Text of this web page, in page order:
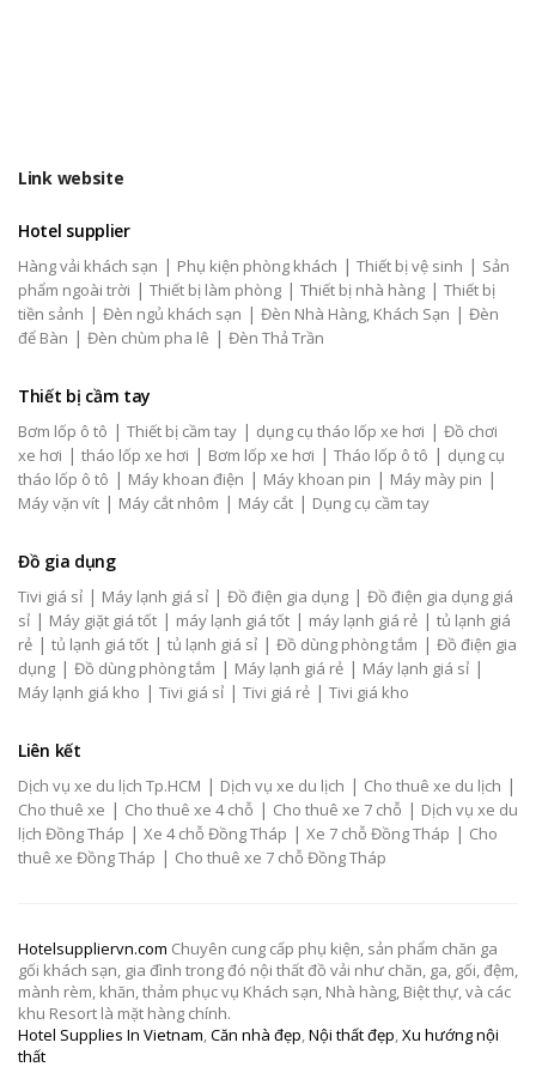
Link website
Hotel supplier
Hàng vải khách sạn | Phụ kiện phòng khách | Thiết bị vệ sinh | Sản
phẩm ngoài trời | Thiết bị làm phòng | Thiết bị nhà hàng | Thiết bị
tiền sảnh | Đèn ngủ khách sạn | Đèn Nhà Hàng, Khách Sạn | Đèn
để Bàn | Đèn chùm pha lê | Đèn Thả Trần
Thiết bị cầm tay
Bơm lốp ô tô | Thiết bị cầm tay | dụng cụ tháo lốp xe hơi | Đồ chơi
xe hơi | tháo lốp xe hơi | Bơm lốp xe hơi | Tháo lốp ô tô | dụng cụ
tháo lốp ô tô | Máy khoan điện | Máy khoan pin | Máy mày pin |
Máy vặn vít | Máy cắt nhôm | Máy cắt | Dụng cụ cầm tay
Đồ gia dụng
Tivi giá sỉ | Máy lạnh giá sỉ | Đồ điện gia dụng | Đồ điện gia dụng giá
sỉ | Máy giặt giá tốt | máy lạnh giá tốt | máy lạnh giá rẻ | tủ lạnh giá
rẻ | tủ lạnh giá tốt | tủ lạnh giá sỉ | Đồ dùng phòng tắm | Đồ điện gia
dụng | Đồ dùng phòng tắm | Máy lạnh giá rẻ | Máy lạnh giá sỉ |
Máy lạnh giá kho | Tivi giá sỉ | Tivi giá rẻ | Tivi giá kho
Liên kết
Dịch vụ xe du lịch Tp.HCM | Dịch vụ xe du lịch | Cho thuê xe du lịch |
Cho thuê xe | Cho thuê xe 4 chỗ | Cho thuê xe 7 chỗ | Dịch vụ xe du
lịch Đồng Tháp | Xe 4 chỗ Đồng Tháp | Xe 7 chỗ Đồng Tháp | Cho
thuê xe Đồng Tháp | Cho thuê xe 7 chỗ Đồng Tháp
Hotelsuppliervn.com Chuyên cung cấp phụ kiện, sản phẩm chăn ga
gối khách sạn, gia đình trong đó nội thất đồ vải như chăn, ga, gối, đệm,
mành rèm, khăn, thảm phục vụ Khách sạn, Nhà hàng, Biệt thự, và các
khu Resort là mặt hàng chính.
Hotel Supplies In Vietnam,Căn nhà đẹp,Nội thất đẹp,Xu hướng nội
thất